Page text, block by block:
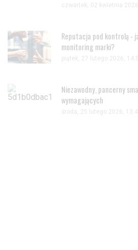
czwartek, 02 kwietnia
Reputacja pod kontrolą -
monitoring marki?
piątek, 27 lutego 2026,
Niezawodny, pancerny
wymagających
środa, 25 lutego 2026,